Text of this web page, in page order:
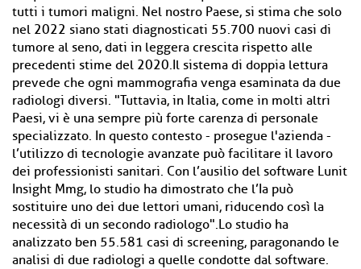
tutti i tumori maligni. Nel nostro Paese, si stima che solo
nel 2022 siano stati diagnosticati 55.700 nuovi casi di
tumore al seno, dati in leggera crescita rispetto alle
precedenti stime del 2020.Il sistema di doppia lettura
prevede che ogni mammografia venga esaminata da due
radiologi diversi. "Tuttavia, in Italia, come in molti altri
Paesi, vi è una sempre più forte carenza di personale
specializzato. In questo contesto - prosegue l'azienda -
l’utilizzo di tecnologie avanzate può facilitare il lavoro
dei professionisti sanitari. Con l’ausilio del software Lunit
Insight Mmg, lo studio ha dimostrato che l’Ia può
sostituire uno dei due lettori umani, riducendo così la
necessità di un secondo radiologo".Lo studio ha
analizzato ben 55.581 casi di screening, paragonando le
analisi di due radiologi a quelle condotte dal software.